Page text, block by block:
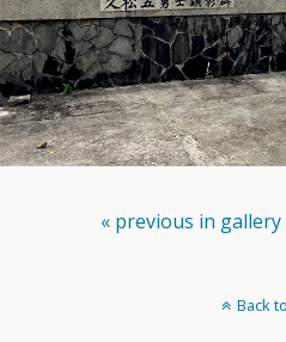
« previous in gallery
Back